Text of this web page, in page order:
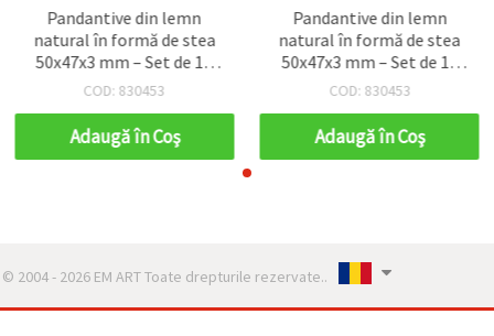
Pandantive din lemn
natural în formă de stea
50x47x3 mm – Set de 10
buc. pentru ornamente
decorațiuni DIY/handmade
COD: 830453
Adaugă în Coş
Pandantive din lemn
natural în formă de stea
50x47x3 mm – Set de 10
buc. pentru ornamente
decorațiuni DIY/handmade
COD: 830453
Adaugă în Coş
© 2004 - 2026 EM ART Toate drepturile rezervate..